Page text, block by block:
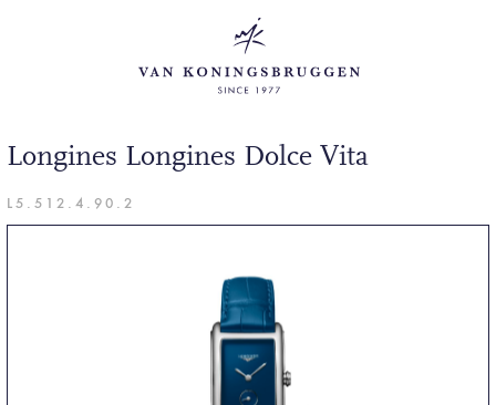
Longines Longines Dolce Vita
L5.512.4.90.2